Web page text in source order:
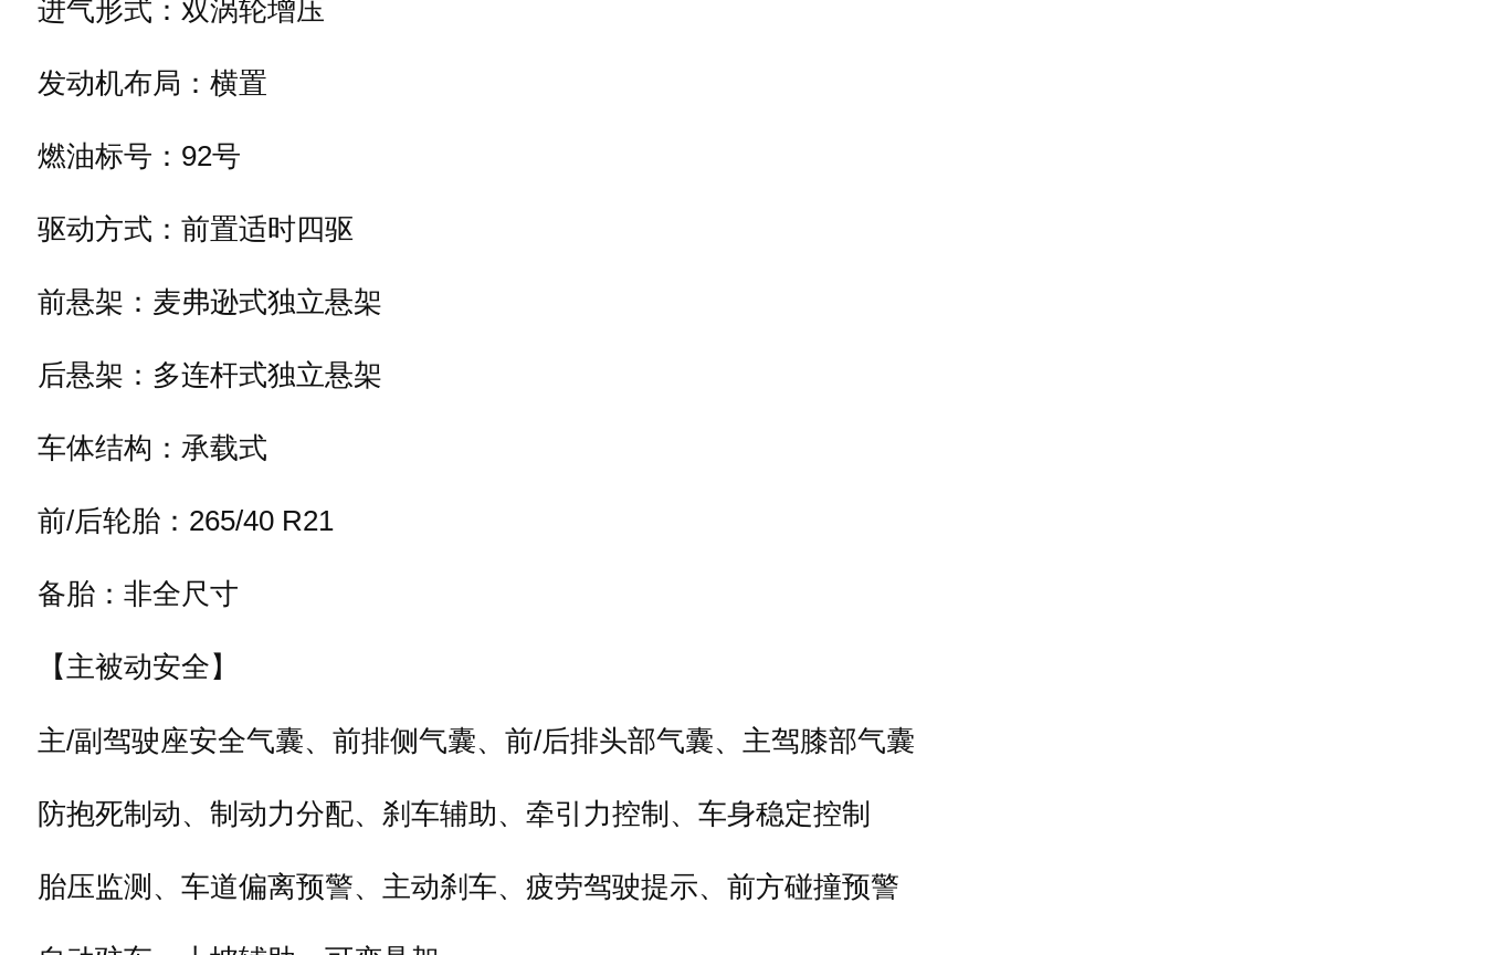
进气形式：双涡轮增压
发动机布局：横置
燃油标号：92号
驱动方式：前置适时四驱
前悬架：麦弗逊式独立悬架
后悬架：多连杆式独立悬架
车体结构：承载式
前/后轮胎：265/40 R21
备胎：非全尺寸
【主被动安全】
主/副驾驶座安全气囊、前排侧气囊、前/后排头部气囊、主驾膝部气囊
防抱死制动、制动力分配、刹车辅助、牵引力控制、车身稳定控制
胎压监测、车道偏离预警、主动刹车、疲劳驾驶提示、前方碰撞预警